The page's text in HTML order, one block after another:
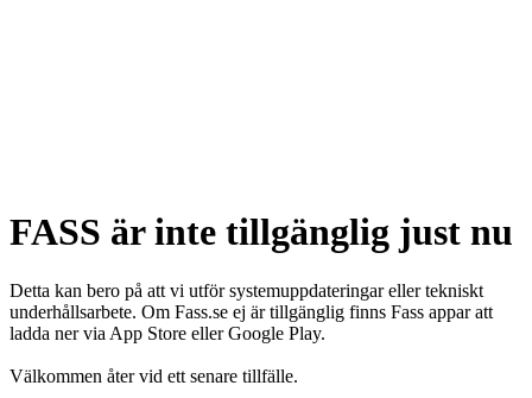
FASS är inte tillgänglig just nu
Detta kan bero på att vi utför systemuppdateringar eller tekniskt
underhållsarbete. Om Fass.se ej är tillgänglig finns Fass appar att
ladda ner via App Store eller Google Play.
Välkommen åter vid ett senare tillfälle.